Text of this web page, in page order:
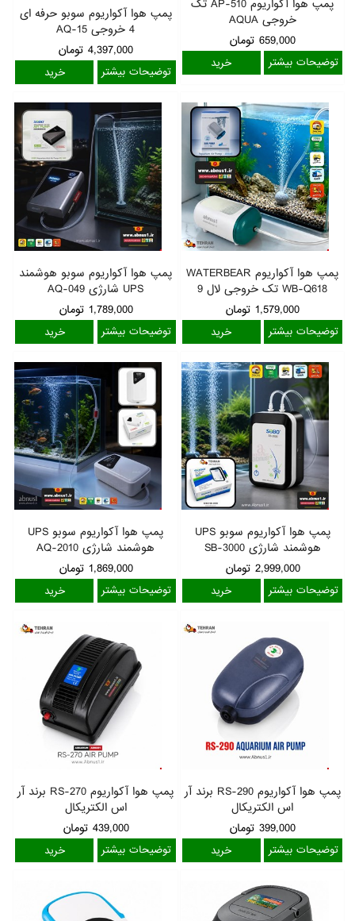
پمپ هوا آکواریوم AP-510 تک
خروجی AQUA
659,000تومان
توضیحات بیشتر
پمپ هوا آکواریوم سوبو حرفه ای
4 خروجی AQ-15
4,397,000 تومان
توضیحات بیشتر
پمپ هوا آکواریوم WATERBEAR
WB-Q618 تک خروجی لال 9
لرزگیره
1,579,000تومان
توضیحات بیشتر
پمپ هوا آکواریوم سوبو هوشمند
UPS شارژی AQ-049
1,789,000 تومان
توضیحات بیشتر
پمپ هوا آکواریوم سوبو UPS
هوشمند شارژی SB-3000
2,999,000 تومان
توضیحات بیشتر
پمپ هوا آکواریوم سوبو UPS
هوشمند شارژی AQ-2010
1,869,000 تومان
توضیحات بیشتر
پمپ هوا آکواریوم RS-290 برند آر
اس الکتریکال
399,000تومان
توضیحات بیشتر
پمپ هوا آکواریوم RS-270 برند آر
اس الکتریکال
439,000 تومان
توضیحات بیشتر